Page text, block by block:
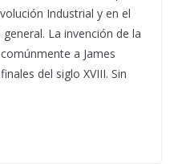
Industrial y en el
La invención de la
a James
del siglo XVIII. Sin